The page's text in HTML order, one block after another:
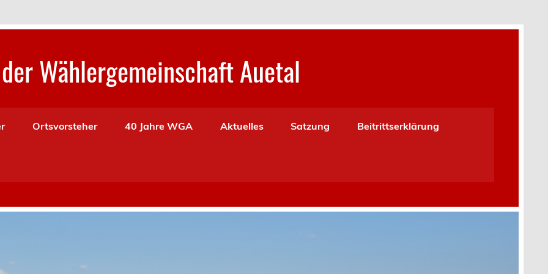
Wählergemeinschaft Auetal
Ortsvorsteher 40 Jahre WGA Aktuelles Satzung Beitrittserklärung